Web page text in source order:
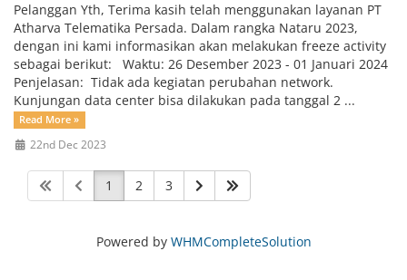
Pelanggan Yth, Terima kasih telah menggunakan layanan PT
Atharva Telematika Persada. Dalam rangka Nataru 2023,
dengan ini kami informasikan akan melakukan freeze activity
sebagai berikut: Waktu: 26 Desember 2023 - 01 Januari 2024
Penjelasan: Tidak ada kegiatan perubahan network.
Kunjungan data center bisa dilakukan pada tanggal 2 ...
Read More »
22nd Dec 2023
1 2 3
Powered by WHMCompleteSolution